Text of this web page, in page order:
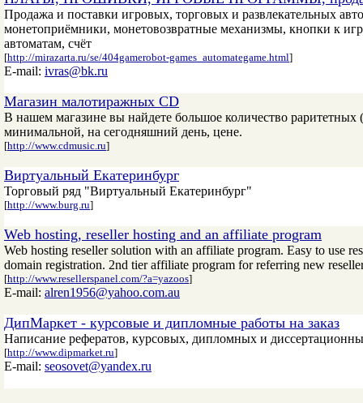
Продажа и поставки игровых, торговых и
монетоприёмники, монетовозвратные механизмы, кнопки к
автоматам, счёт
[http://mirazarta.ru/se/404gamerobot-games_automategame.html]
E-mail: ivras@bk.ru
Магазин малотиражных CD
В нашем магазине вы найдете большое количество
минимальной, на сегодняшний день, цене.
[http://www.cdmusic.ru]
Виртуальный Екатеринбург
Торговый ряд "Виртуальный Екатеринбург"
[http://www.burg.ru]
Web hosting, reseller hosting and an affiliate program
Web hosting reseller solution with an affiliate program. Easy to use
domain registration. 2nd tier affiliate program for referring new
[http://www.resellerspanel.com/?a=yazoos]
E-mail: alren1956@yahoo.com.au
ДипМаркет - курсовые и дипломные работы на заказ
Написание рефератов, курсовых, дипломных и
[http://www.dipmarket.ru]
E-mail: seosovet@yandex.ru